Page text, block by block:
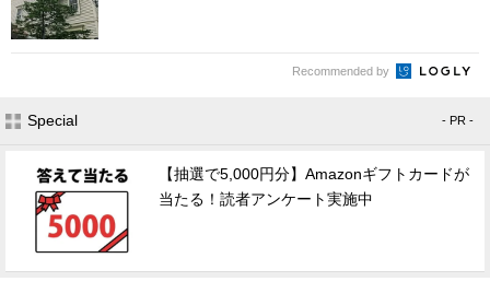
Recommended by
Special - PR -
【抽選で5,000円分】Amazonギフトカードが
当たる！読者アンケート実施中